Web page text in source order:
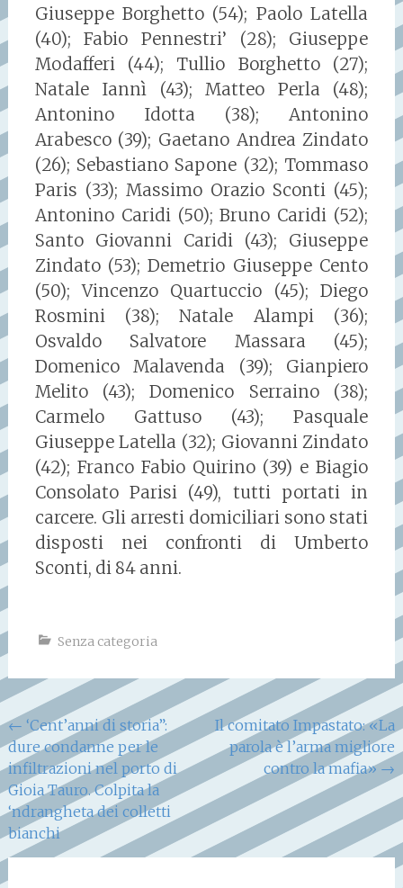
Giuseppe Borghetto (54); Paolo Latella
(40); Fabio Pennestri’ (28); Giuseppe
Modafferi (44); Tullio Borghetto (27);
Natale Iannì (43); Matteo Perla (48);
Antonino Idotta (38); Antonino
Arabesco (39); Gaetano Andrea Zindato
(26); Sebastiano Sapone (32); Tommaso
Paris (33); Massimo Orazio Sconti (45);
Antonino Caridi (50); Bruno Caridi (52);
Santo Giovanni Caridi (43); Giuseppe
Zindato (53); Demetrio Giuseppe Cento
(50); Vincenzo Quartuccio (45); Diego
Rosmini (38); Natale Alampi (36);
Osvaldo Salvatore Massara (45);
Domenico Malavenda (39); Gianpiero
Melito (43); Domenico Serraino (38);
Carmelo Gattuso (43); Pasquale
Giuseppe Latella (32); Giovanni Zindato
(42); Franco Fabio Quirino (39) e Biagio
Consolato Parisi (49), tutti portati in
carcere. Gli arresti domiciliari sono stati
disposti nei confronti di Umberto
Sconti, di 84 anni.
Senza categoria
Navigazione
articoli
← ‘Cent’anni di storia”:
dure condanne per le
infiltrazioni nel porto di
Gioia Tauro. Colpita la
‘ndrangheta dei colletti
bianchi
Il comitato Impastato: «La
parola è l’arma migliore
contro la mafia»→